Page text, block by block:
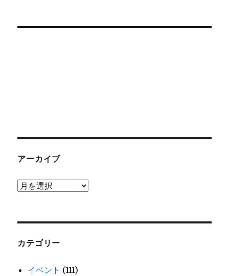
アーカイブ
ア
ブ
カテゴリー
イベント (111)